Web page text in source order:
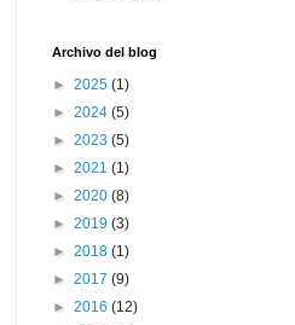
Archivo del blog
► 2025 (1)
► 2024 (5)
► 2023 (5)
► 2021 (1)
► 2020 (8)
► 2019 (3)
► 2018 (1)
► 2017 (9)
► 2016 (12)